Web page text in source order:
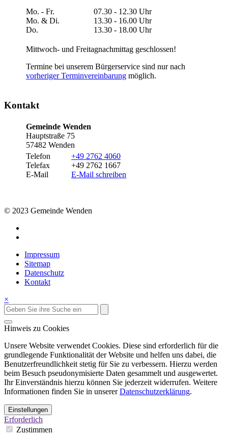
Mo. - Fr.
Mo. & Di.
Do.
07.30 - 12.30 Uhr
13.30 - 16.00 Uhr
13.30 - 18.00 Uhr
Mittwoch- und Freitagnachmittag geschlossen!
Termine bei unserem Bürgerservice sind nur nach
vorheriger Terminvereinbarung möglich.
Kontakt
Gemeinde Wenden
Hauptstraße 75
57482 Wenden
Telefon
Telefax
E-Mail
+49 2762 4060
+49 2762 1667
E-Mail schreiben
© 2023 Gemeinde Wenden
Impressum
Sitemap
Datenschutz
Kontakt
×
Hinweis zu Cookies
Unsere Website verwendet Cookies. Diese sind erforderlich für die
grundlegende Funktionalität der Website und helfen uns dabei, die
Benutzerfreundlichkeit stetig für Sie zu verbessern. Hierzu werden
beim Besuch pseudonymisierte Daten gesammelt und ausgewertet.
Ihr Einverständnis hierzu können Sie jederzeit widerrufen. Weitere
Informationen finden Sie in unsererDatenschutzerklärung.
Einstellungen
Erforderlich
Zustimmen